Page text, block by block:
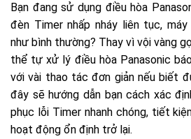
Bạn đang sử dụng điều hòa
đèn Timer nhấp nháy liên tục,
như bình thường? Thay vì vội vàng
thể tự xử lý điều hòa Panasonic
với vài thao tác đơn giản nếu biết
đây sẽ hướng dẫn bạn cách xác
phục lỗi Timer nhanh chóng, tiết
hoạt động ổn định trở lại.